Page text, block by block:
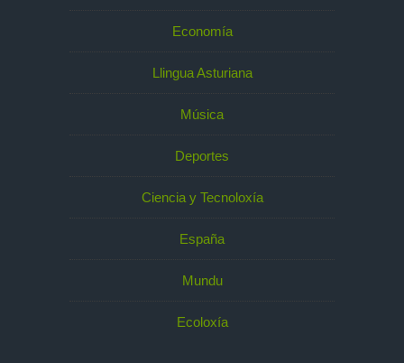
Economía
Llingua Asturiana
Música
Deportes
Ciencia y Tecnoloxía
España
Mundu
Ecoloxía